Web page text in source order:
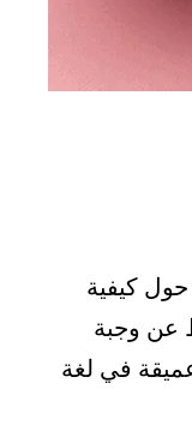
كيفية
عن وجبة
في لغة